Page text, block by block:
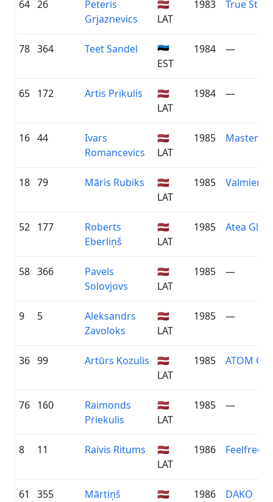
64 26
Peteris
Grjaznevics
🇱🇻
LAT
1983 True Story
78 364 Teet Sandel
🇪🇪
EST
1984 —
65 172 Artis Prikulis
🇱🇻
LAT
1984 —
16 44
Ivars
Romancevics
🇱🇻
LAT
1985 Masteri
18 79 Māris Rubiks
🇱🇻
LAT
1985
52 177
Roberts
Eberliņš
🇱🇻
LAT
1985 Atea
58 366
Pavels
Solovjovs
🇱🇻
LAT
1985 —
9 5
Aleksandrs
Zavoloks
🇱🇻
LAT
1985 —
36 99 Artūrs Kozulis
🇱🇻
LAT
1985 ATOM
76 160
Raimonds
Priekulis
🇱🇻
LAT
1985 —
8 11 Raivis Ritums
🇱🇻
LAT
1986 Feelfree.lv
61 355
Mārtiņš
🇱🇻
1986
DAKO